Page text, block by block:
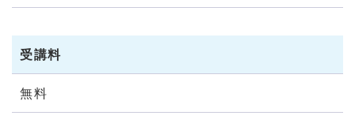
受講料
無料